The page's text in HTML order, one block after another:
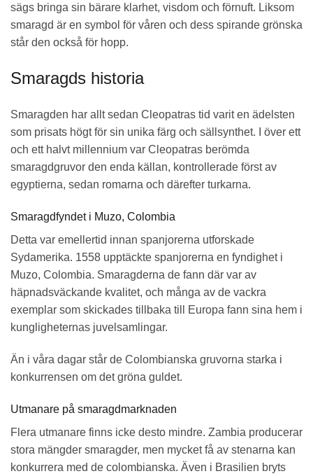
sägs bringa sin bärare klarhet, visdom och förnuft. Liksom
smaragd är en symbol för våren och dess spirande grönska
står den också för hopp.
Smaragds historia
Smaragden har allt sedan Cleopatras tid varit en ädelsten
som prisats högt för sin unika färg och sällsynthet. I över ett
och ett halvt millennium var Cleopatras berömda
smaragdgruvor den enda källan, kontrollerade först av
egyptierna, sedan romarna och därefter turkarna.
Smaragdfyndet i Muzo, Colombia
Detta var emellertid innan spanjorerna utforskade
Sydamerika. 1558 upptäckte spanjorerna en fyndighet i
Muzo, Colombia. Smaragderna de fann där var av
häpnadsväckande kvalitet, och många av de vackra
exemplar som skickades tillbaka till Europa fann sina hem i
kungligheternas juvelsamlingar.
Än i våra dagar står de Colombianska gruvorna starka i
konkurrensen om det gröna guldet.
Utmanare på smaragdmarknaden
Flera utmanare finns icke desto mindre. Zambia producerar
stora mängder smaragder, men mycket få av stenarna kan
konkurrera med de colombianska. Även i Brasilien bryts